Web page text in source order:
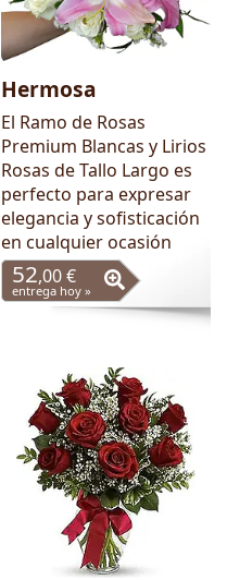
Hermosa
El Ramo de Rosas
Premium Blancas y Lirios
Rosas de Tallo Largo es
perfecto para expresar
elegancia y sofisticación
en cualquier ocasión
52,00 €
entrega hoy »